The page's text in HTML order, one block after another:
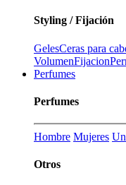
Styling / Fijación
GelesCeras para
VolumenFijacion
Perfumes
Perfumes
Hombre Mujeres
Otros